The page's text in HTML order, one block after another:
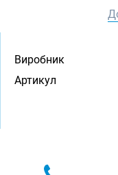
Виробник
Артикул